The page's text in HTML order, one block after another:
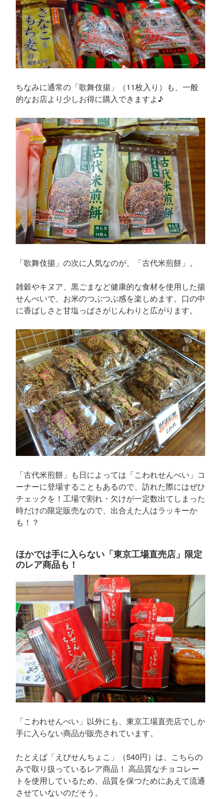
ちなみに通常の「歌舞伎揚」（11枚入り）も、一般
的なお店より少しお得に購入できますよ♪
「歌舞伎揚」の次に人気なのが、「古代米煎餅」。
雑穀やキヌア、黒ごまなど健康的な食材を使用した揚
せんべいで、お米のつぶつぶ感を楽しめます。口の中
に香ばしさと甘塩っぱさがじんわりと広がります。
「古代米煎餅」も日によっては「こわれせんべい」コ
ーナーに登場することもあるので、訪れた際にはぜひ
チェックを！工場で割れ・欠けが一定数出てしまった
時だけの限定販売なので、出合えた人はラッキーか
も！？
ほかでは手に入らない「東京工場直売店」限定
のレア商品も！
「こわれせんべい」以外にも、東京工場直売店でしか
手に入らない商品が販売されています。
たとえば「えびせんちょこ」（540円）は、こちらの
みで取り扱っているレア商品！ 高品質なチョコレー
トを使用しているため、品質を保つためにあえて流通
させていないのだそう。